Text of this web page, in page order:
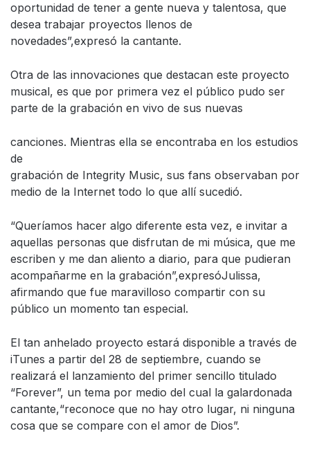
oportunidad de tener a gente nueva y talentosa, que
desea trabajar proyectos llenos de
novedades”,expresó la cantante.
Otra de las innovaciones que destacan este proyecto
musical, es que por primera vez el público pudo ser
parte de la grabación en vivo de sus nuevas
canciones. Mientras ella se encontraba en los estudios
de
grabación de Integrity Music, sus fans observaban por
medio de la Internet todo lo que allí sucedió.
“Queríamos hacer algo diferente esta vez, e invitar a
aquellas personas que disfrutan de mi música, que me
escriben y me dan aliento a diario, para que pudieran
acompañarme en la grabación”,expresóJulissa,
afirmando que fue maravilloso compartir con su
público un momento tan especial.
El tan anhelado proyecto estará disponible a través de
iTunes a partir del 28 de septiembre, cuando se
realizará el lanzamiento del primer sencillo titulado
“Forever”, un tema por medio del cual la galardonada
cantante,“reconoce que no hay otro lugar, ni ninguna
cosa que se compare con el amor de Dios”.